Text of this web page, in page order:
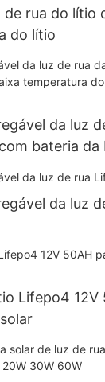
rua do lítio
do lítio
da luz
bateria da
de
da luz
Lifepo4 12V